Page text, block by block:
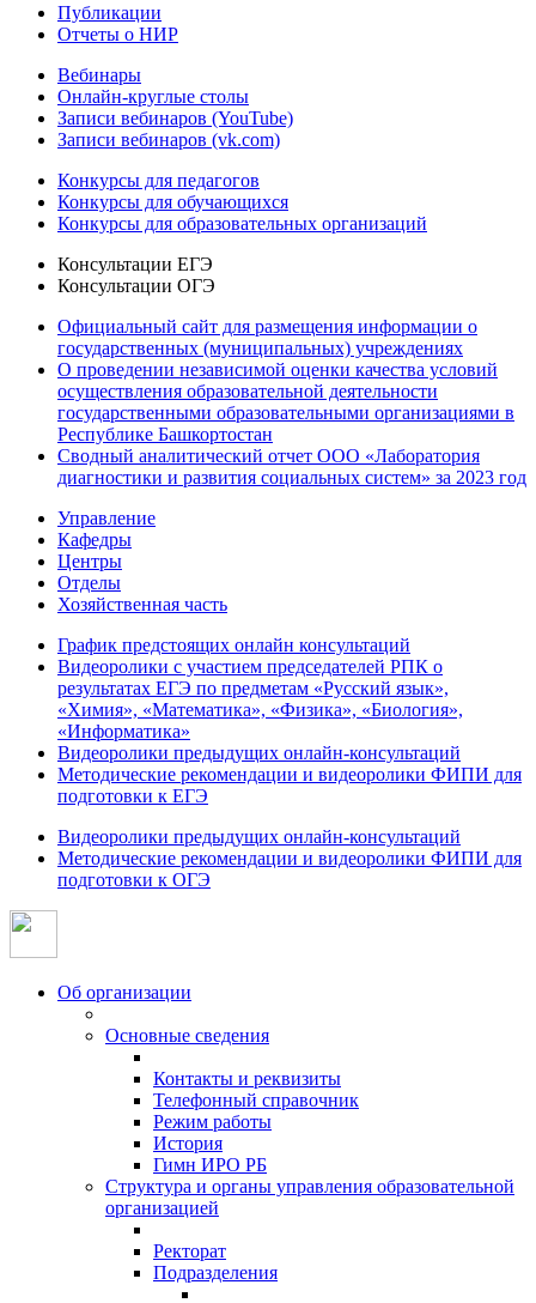
Публикации
Отчеты о НИР
Вебинары
Онлайн-круглые столы
Записи вебинаров (YouTube)
Записи вебинаров (vk.com)
Конкурсы для педагогов
Конкурсы для обучающихся
Конкурсы для образовательных организаций
Консультации ЕГЭ
Консультации ОГЭ
Официальный сайт для размещения информации о
государственных (муниципальных) учреждениях
О проведении независимой оценки качества условий
осуществления образовательной деятельности
государственными образовательными организациями в
Республике Башкортостан
Сводный аналитический отчет ООО «Лаборатория
диагностики и развития социальных систем» за 2023 год
Управление
Кафедры
Центры
Отделы
Хозяйственная часть
График предстоящих онлайн консультаций
Видеоролики с участием председателей РПК о
результатах ЕГЭ по предметам «Русский язык»,
«Химия», «Математика», «Физика», «Биология»,
«Информатика»
Видеоролики предыдущих онлайн-консультаций
Методические рекомендации и видеоролики ФИПИ для
подготовки к ЕГЭ
Видеоролики предыдущих онлайн-консультаций
Методические рекомендации и видеоролики ФИПИ для
подготовки к ОГЭ
Об организации
Основные сведения
Контакты и реквизиты
Телефонный справочник
Режим работы
История
Гимн ИРО РБ
Структура и органы управления образовательной
организацией
Ректорат
Подразделения